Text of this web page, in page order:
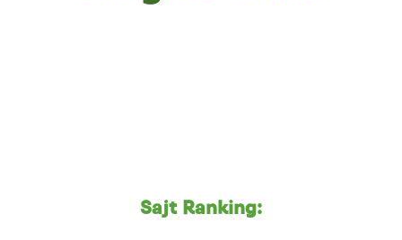
Sajt Ranking: